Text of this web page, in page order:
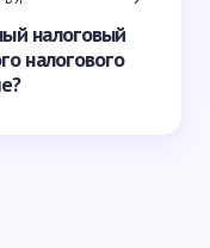
налоговый
налогового